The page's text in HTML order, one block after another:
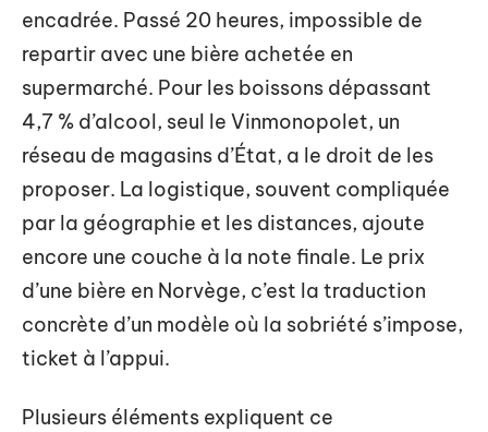
encadrée. Passé 20 heures, impossible de
repartir avec une bière achetée en
supermarché. Pour les boissons dépassant
4,7 % d’alcool, seul le Vinmonopolet, un
réseau de magasins d’État, a le droit de les
proposer. La logistique, souvent compliquée
par la géographie et les distances, ajoute
encore une couche à la note finale. Le prix
d’une bière en Norvège, c’est la traduction
concrète d’un modèle où la sobriété s’impose,
ticket à l’appui.
Plusieurs éléments expliquent ce